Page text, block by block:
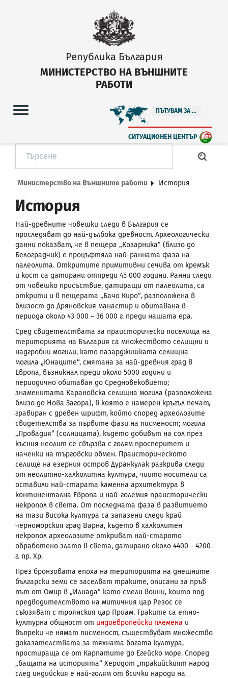
Република България
МИНИСТЕРСТВО НА ВЪНШНИТЕ
РАБОТИ
ПЪТУВАМ ЗА ...
СИТУАЦИОНЕН ЦЕНТЪР
Министерство на външните работи История
История
Най-древните човешки следи в България се
проследяват до най-дълбока древност. Археологически
данни показват, че в пещера „Козарника“ (близо до
Белоградчик) е процъфтяла най-ранната фаза на
палеолита. Откритите примитивни сечива от кремък
и кост са датирани отпреди 45 000 години. Ранни следи
от човешко присъствие, датиращи от палеолита, са
открити и в пещерата „Бачо Киро“, разположена в
близост до Дряновския манастир и обитавана в
периода около 43 000 – 36 000 г. преди нашата ера.
Сред свидетелствата за праисторически поселища на
територията на България са множеството селищни и
надгробни могили, като пазарджишката селищна
могила „Юнаците“, смятана за най-древния град в
Европа, възникнал преди около 5000 години и
периодично обитаван до Средновековието;
знаменитата Карановска селищна могила (разположена
близо до Нова Загора), в която е намерен кръгъл печат,
гравиран с древен шрифт, който според археолозите
свидетелства за първите фази на писменост; могила
„Провадия“ (солницата), където добивът на сол през
късния неолит се свързва с голям просперитет и
наченки на търговски обмен. Праисторическото
селище на езерния остров Дуранкулак разкрива следи
от неолитно-халколитна култура, чиито носители са
оставили най-старата каменна архитектура в
континентална Европа и най-големия праисторически
некропол в света. От последната фаза в развитието
на тази висока култура са запазени следи край
черноморския град Варна, където в халколитен
некропол археолозите откриват най-старото
обработено злато в света, датирано около 4400 - 4200
г. пр. Хр.
През бронзовата епоха на територията на днешните
български земи се заселват траките, описани за пръв
път от Омир в „Илиада“ като смели воини, които под
предводителството на митичния цар Резос се
съюзяват с троянския цар Приам. Траките са етно-
културна общност от индоевропейски племена и
въпреки че нямат писменост, съществуват множество
доказателствата за тяхната богата култура,
простираща се от Карпатите до Егейско море. Според
„бащата на историята“ Херодот „тракийският народ
след индийския е най-голям от всички народи на